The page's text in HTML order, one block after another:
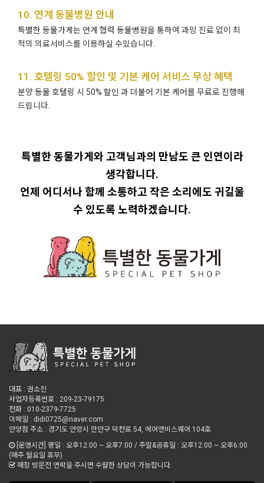
10. 연계 동물병원 안내
특별한 동물가게는 연계 협력 동물병원을 통하여 과잉 진료 없이 최
적의 의료서비스를 이용하실 수있습니다.
11. 호텔링 50% 할인 및 기본 케어 서비스 무상 혜택
분양 동물 호텔링 시 50% 할인 과 더불어 기본 케어를 무료로 진행해
드립니다.
특별한 동물가게와 고객님과의 만남도 큰 인연이라
생각합니다.
언제 어디서나 함께 소통하고 작은 소리에도 귀길울
수 있도록 노력하겠습니다.
대표 : 권소진
사업자등록번호 : 209-23-79175
전화 : 010-2379-7725
이메일 : didi0725@naver.com
안양점 주소 : 경기도 안양시 만안구 덕천로 54, 에어앤비스퀘어 104호
[운영시간] 평일 : 오후12:00 ~ 오후7:00 / 주말&공휴일 : 오후12:00 ~ 오후6:00
(매주 월요일 휴무)
매장 방문전 연락을 주시면 수월한 상담이 가능합니다.